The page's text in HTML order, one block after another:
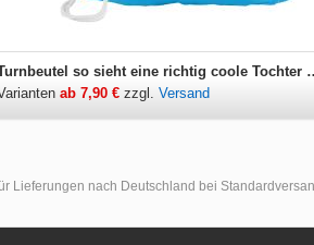
Turnbeutel so
ab 7,90 € zzgl. Versand
Lieferungen nach Deutschland bei